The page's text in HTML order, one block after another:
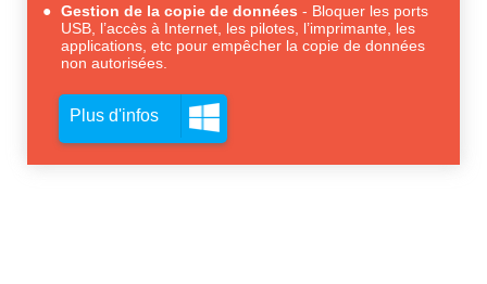
Gestion de la copie de données
Bloquer les ports
USB, l’accès à Internet, les pilotes, l’imprimante, les
applications, etc pour empêcher la copie de données
non autorisées.
Plus d'infos